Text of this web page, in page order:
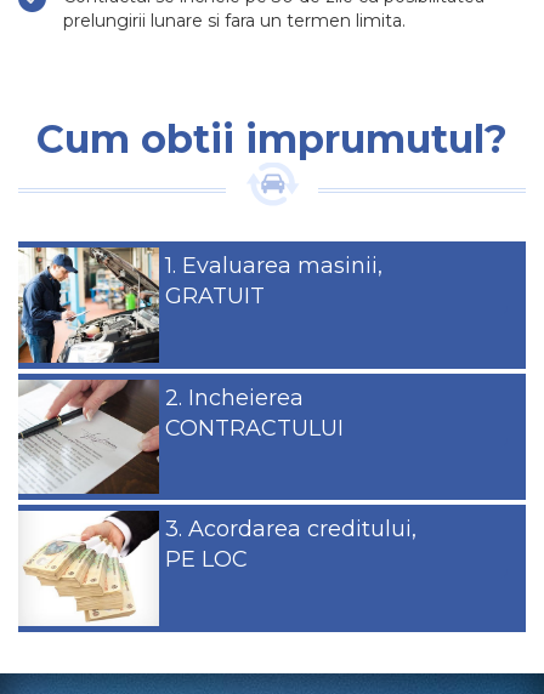
prelungirii lunare si fara un termen limita.
Cum obtii imprumutul?
1. Evaluarea masinii,
GRATUIT
2. Incheierea
CONTRACTULUI
3. Acordarea creditului,
PE LOC